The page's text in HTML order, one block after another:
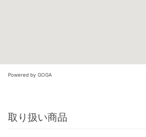
Powered by GOGA
取り扱い商品